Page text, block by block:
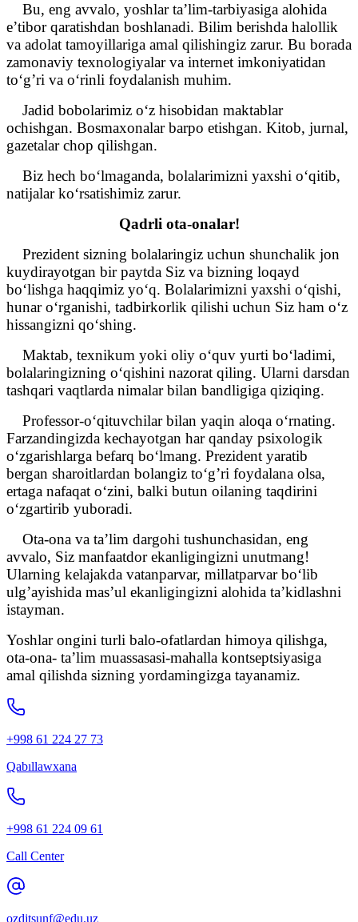
Bu, eng avvalo, yoshlar ta’lim-tarbiyasiga alohida
e’tibor qaratishdan boshlanadi. Bilim berishda halollik
va adolat tamoyillariga amal qilishingiz zarur. Bu borada
zamonaviy texnologiyalar va internet imkoniyatidan
to‘g’ri va o‘rinli foydalanish muhim.
Jadid bobolarimiz o‘z hisobidan maktablar
ochishgan. Bosmaxonalar barpo etishgan. Kitob, jurnal,
gazetalar chop qilishgan.
Biz hech bo‘lmaganda, bolalarimizni yaxshi o‘qitib,
natijalar ko‘rsatishimiz zarur.
Qadrli ota-onalar!
Prezident sizning bolalaringiz uchun shunchalik jon
kuydirayotgan bir paytda Siz va bizning loqayd
bo‘lishga haqqimiz yo‘q. Bolalarimizni yaxshi o‘qishi,
hunar o‘rganishi, tadbirkorlik qilishi uchun Siz ham o‘z
hissangizni qo‘shing.
Maktab, texnikum yoki oliy o‘quv yurti bo‘ladimi,
bolalaringizning o‘qishini nazorat qiling. Ularni darsdan
tashqari vaqtlarda nimalar bilan bandligiga qiziqing.
Professor-o‘qituvchilar bilan yaqin aloqa o‘rnating.
Farzandingizda kechayotgan har qanday psixologik
o‘zgarishlarga befarq bo‘lmang. Prezident yaratib
bergan sharoitlardan bolangiz to‘g’ri foydalana olsa,
ertaga nafaqat o‘zini, balki butun oilaning taqdirini
o‘zgartirib yuboradi.
Ota-ona va ta’lim dargohi tushunchasidan, eng
avvalo, Siz manfaatdor ekanligingizni unutmang!
Ularning kelajakda vatanparvar, millatparvar bo‘lib
ulg’ayishida mas’ul ekanligingizni alohida ta’kidlashni
istayman.
Yoshlar ongini turli balo-ofatlardan himoya qilishga,
ota-ona- ta’lim muassasasi-mahalla kontseptsiyasiga
amal qilishda sizning yordamingizga tayanamiz.
+998 61 224 27 73
Qabıllawxana
+998 61 224 09 61
Call Center
ozdjtsunf@edu.uz